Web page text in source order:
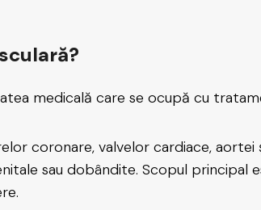
medicală care se ocupă cu
coronare, valvelor cardiace,
sau dobândite. Scopul principal